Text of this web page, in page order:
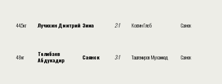
44,5кг Лучихин Дмитрий Зима 2:1 Костин Глеб Саянск
48кг
Толибаев
Абдукадир
Саянск 3:1 Таштемиров Мухаммад Саянск